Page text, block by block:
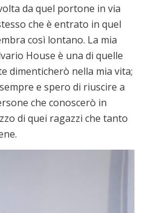
da quel portone in via
che è entrato in quel
così lontano. La mia
House è una di quelle
dimenticherò nella mia vita;
e spero di riuscire a
che conoscerò in
di quei ragazzi che tanto